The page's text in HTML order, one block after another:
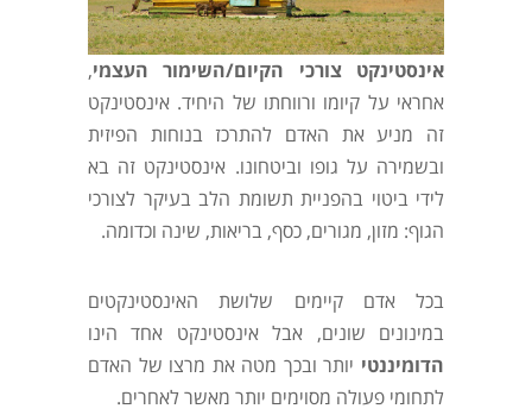
אינסטינקט צורכי הקיום/השימור העצמי,
אחראי על קיומו ורווחתו של היחיד. אינסטינקט
זה מניע את האדם להתרכז בנוחות הפיזית
ובשמירה על גופו וביטחונו. אינסטינקט זה בא
לידי ביטוי בהפניית תשומת הלב בעיקר לצורכי
הגוף: מזון, מגורים, כסף, בריאות, שינה וכדומה.
בכל אדם קיימים שלושת האינסטינקטים
במינונים שונים, אבל אינסטינקט אחד הינו
הדומיננטי יותר ובכך מטה את מרצו של האדם
לתחומי פעולה מסוימים יותר מאשר לאחרים.